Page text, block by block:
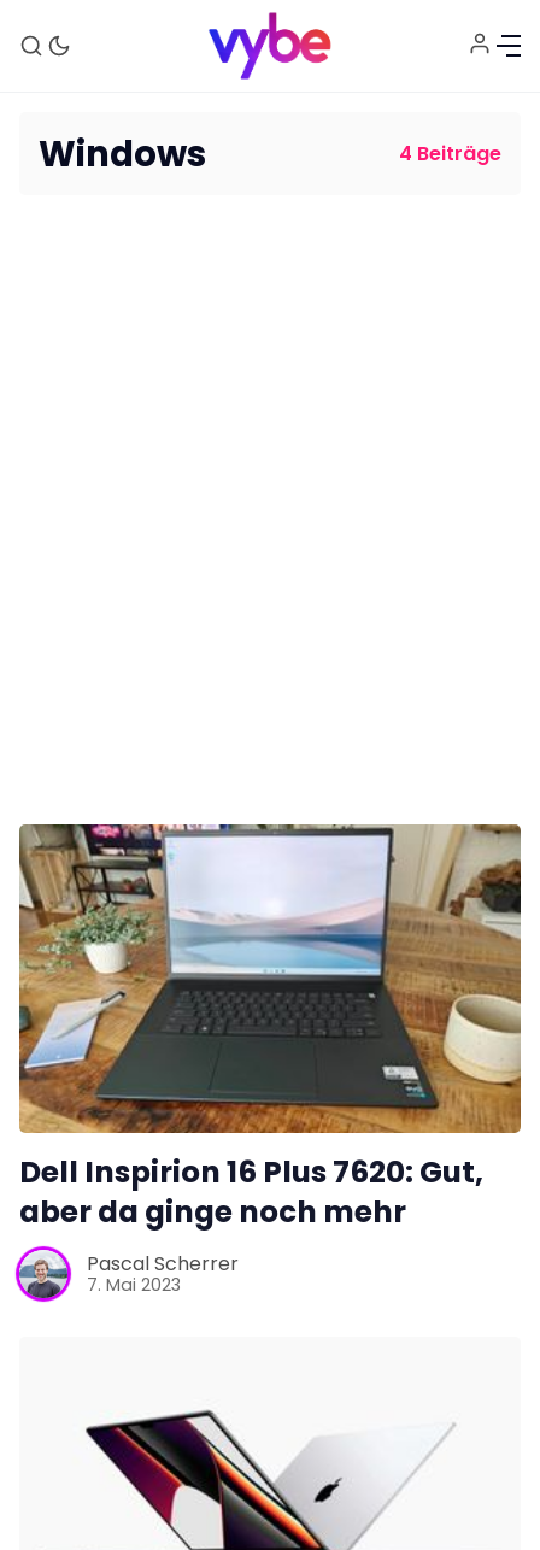
Zusammenarbeit
Impressum
Windows 4 Beiträge
Dell Inspirion 16 Plus 7620: Gut,
aber da ginge noch mehr
Pascal Scherrer
7. Mai 2023